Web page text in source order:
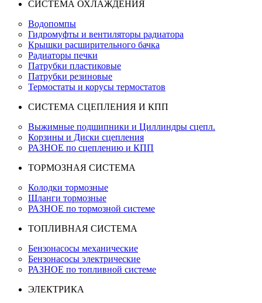
СИСТЕМА ОХЛАЖДЕНИЯ
Водопомпы
Гидромуфты и вентиляторы радиатора
Крышки расширительного бачка
Радиаторы печки
Патрубки пластиковые
Патрубки резиновые
Термостаты и корусы термостатов
СИСТЕМА СЦЕПЛЕНИЯ И КПП
Выжимные подшипники и Циллиндры сцепл.
Корзины и Диски сцепления
РАЗНОЕ по сцеплению и КПП
ТОРМОЗНАЯ СИСТЕМА
Колодки тормозные
Шланги тормозные
РАЗНОЕ по тормозной системе
ТОПЛИВНАЯ СИСТЕМА
Бензонасосы механические
Бензонасосы электрические
РАЗНОЕ по топливной системе
ЭЛЕКТРИКА